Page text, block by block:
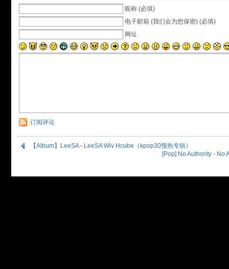
昵称 (必填)
电子邮箱 (我们会为您保密) (必填)
网址
订阅评论
【Album】LeeSA - LeeSA Wiv Hcube（kpop30预热专辑）
[Pop] No Authority - No